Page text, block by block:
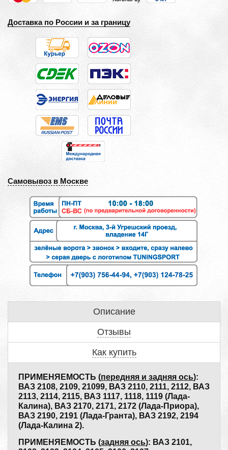
Доставка по России и за границу
Самовывоз в Москве
Описание
Отзывы
Как купить
ПРИМЕНЯЕМОСТЬ (передняя и задняя ось):
ВАЗ 2108, 2109, 21099, ВАЗ 2110, 2111, 2112, ВАЗ
2113, 2114, 2115, ВАЗ 1117, 1118, 1119 (Лада-
Калина), ВАЗ 2170, 2171, 2172 (Лада-Приора),
ВАЗ 2190, 2191 (Лада-Гранта), ВАЗ 2192, 2194
(Лада-Калина 2).
ПРИМЕНЯЕМОСТЬ (задняя ось): ВАЗ 2101,